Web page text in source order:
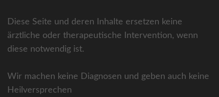
Diese Seite und deren Inhalte ersetzen keine
ärztliche oder therapeutische Intervention, wenn
diese notwendig ist.
Wir machen keine Diagnosen und geben auch keine
Heilversprechen